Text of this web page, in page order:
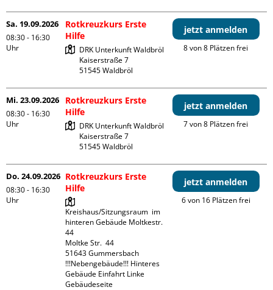
Sa. 19.09.2026
08:30 - 16:30
Uhr
Rotkreuzkurs Erste
Hilfe
DRK Unterkunft Waldbröl
Kaiserstraße 7
jetzt anmelden
8 von 8 Plätzen frei
Mi. 23.09.2026
08:30 - 16:30
Uhr
Rotkreuzkurs Erste
Hilfe
DRK Unterkunft Waldbröl
Kaiserstraße 7
jetzt anmelden
7 von 8 Plätzen frei
Do. 24.09.2026
08:30 - 16:30
Uhr
Rotkreuzkurs Erste
Hilfe
Kreishaus/Sitzungsraum  im
hinteren Gebäude Moltkestr.
44
Moltke Str.  44
51643 Gummersbach
!!!Nebengebäude!!! Hinteres
Gebäude Einfahrt Linke
Gebäudeseite
jetzt anmelden
6 von 16 Plätzen frei